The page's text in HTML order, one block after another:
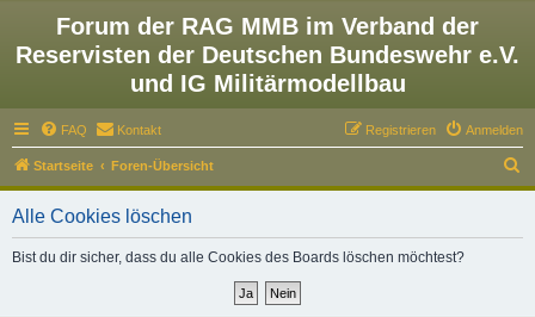
Forum der RAG MMB im Verband der
Reservisten der Deutschen Bundeswehr e.V.
und IG Militärmodellbau
FAQ Kontakt Anmelden
Registrieren
Startseite Foren-Übersicht
u
Alle Cookies löschen
Bist du dir sicher, dass du alle Cookies des Boards löschen möchtest?